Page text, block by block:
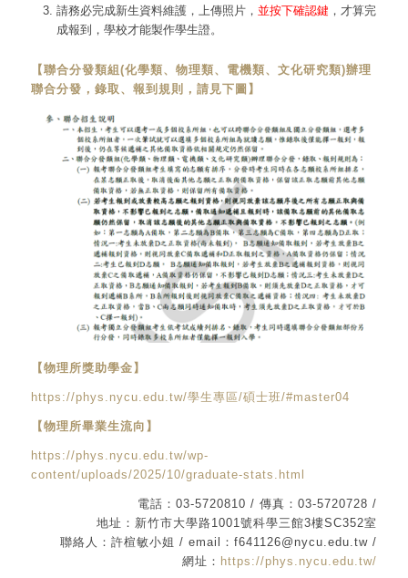
請務必完成新生資料維護，上傳照片， 並按下確認鍵 ，才算完
成報到，學校才能製作學生證。
【聯合分發類組(化學類、物理類、電機類、文化研究類)辦理
聯合分發，錄取、報到規則，請見下圖】
【物理所獎助學金】
https://phys.nycu.edu.tw/學生專區/碩士班/#master04
【物理所畢業生流向】
https://phys.nycu.edu.tw/wp-
content/uploads/2025/10/graduate-stats.html
電話：03-5720810 / 傳真：03-5720728 /
地址：新竹市大學路1001號科學三館3樓SC352室
聯絡人：許楦敏小姐 / email：f641126@nycu.edu.tw /
網址： https://phys.nycu.edu.tw/